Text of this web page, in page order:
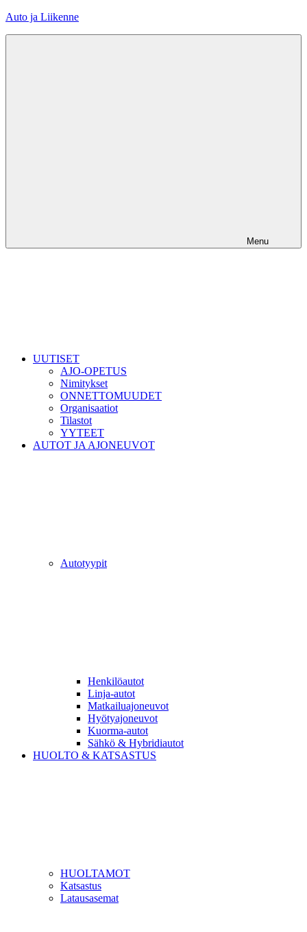
Skip
Auto ja Liikenne
Menu
UUTISET
AJO-OPETUS
Nimitykset
ONNETTOMUUDET
Organisaatiot
Tilastot
YYTEET
AUTOT JA AJONEUVOT
Autotyypit
Henkilöautot
Linja-autot
Matkailuajoneuvot
Hyötyajoneuvot
Kuorma-autot
Sähkö & Hybridiautot
HUOLTO & KATSASTUS
HUOLTAMOT
Katsastus
Latausasemat